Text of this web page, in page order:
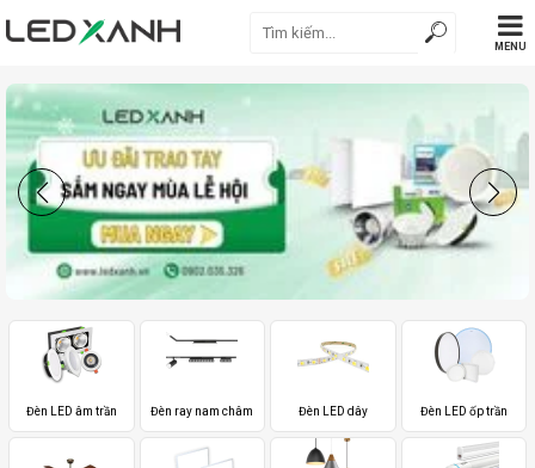
MENU
Đèn LED âm trần Đèn ray nam châm Đèn LED dây Đèn LED ốp trần